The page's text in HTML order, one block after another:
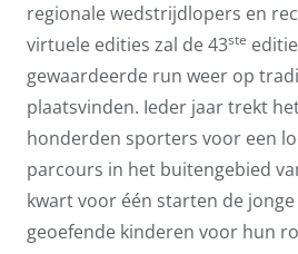
regionale wedstrijdlopers en
virtuele edities zal de 43ste
gewaardeerde run weer op
plaatsvinden. Ieder jaar trekt
honderden sporters voor een
parcours in het buitengebied
kwart voor één starten de
geoefende kinderen voor hun